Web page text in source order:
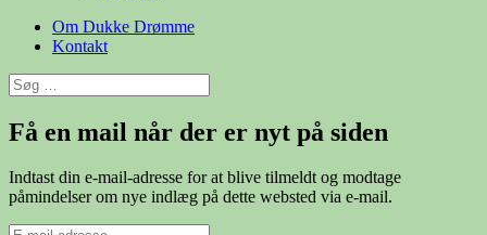
Om Dukke Drømme
Kontakt
Søg
efter:
Få en mail når der er nyt på siden
Indtast din e-mail-adresse for at blive tilmeldt og modtage
påmindelser om nye indlæg på dette websted via e-mail.